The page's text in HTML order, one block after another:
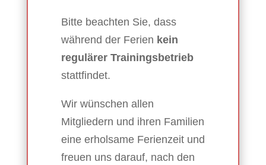
Bitte beachten Sie, dass
während der Ferien kein
regulärer Trainingsbetrieb
stattfindet.
Wir wünschen allen
Mitgliedern und ihren Familien
eine erholsame Ferienzeit und
freuen uns darauf, nach den